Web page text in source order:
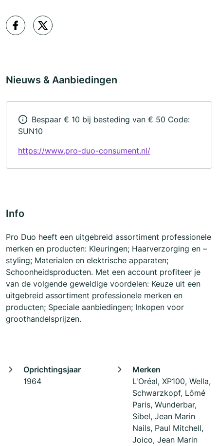
Nieuws & Aanbiedingen
Bespaar € 10 bij besteding van € 50 Code:
SUN10
https://www.pro-duo-consument.nl/
Info
Pro Duo heeft een uitgebreid assortiment professionele
merken en producten: Kleuringen; Haarverzorging en –
styling; Materialen en elektrische apparaten;
Schoonheidsproducten. Met een account profiteer je
van de volgende geweldige voordelen: Keuze uit een
uitgebreid assortiment professionele merken en
producten; Speciale aanbiedingen; Inkopen voor
groothandelsprijzen.
Oprichtingsjaar
1964
Merken
L'Oréal, XP100, Wella,
Schwarzkopf, Lômé
Paris, Wunderbar,
Sibel, Jean Marin
Nails, Paul Mitchell,
Joico, Jean Marin